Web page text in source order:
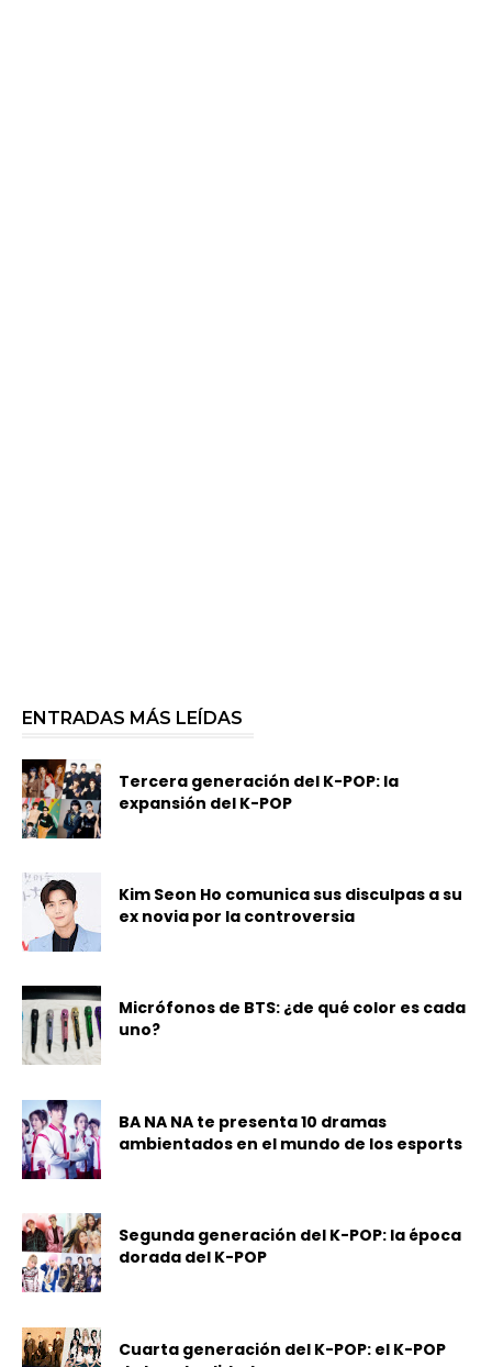
ENTRADAS MÁS LEÍDAS
Tercera generación del K-POP: la
expansión del K-POP
Kim Seon Ho comunica sus disculpas a su
ex novia por la controversia
Micrófonos de BTS: ¿de qué color es cada
uno?
BA NA NA te presenta 10 dramas
ambientados en el mundo de los esports
Segunda generación del K-POP: la época
dorada del K-POP
Cuarta generación del K-POP: el K-POP